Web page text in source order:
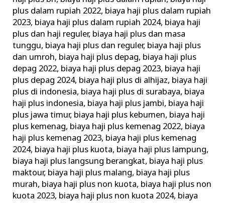
plus dalam rupiah 2022, biaya haji plus dalam rupiah
2023, biaya haji plus dalam rupiah 2024, biaya haji
plus dan haji reguler, biaya haji plus dan masa
tunggu, biaya haji plus dan reguler, biaya haji plus
dan umroh, biaya haji plus depag, biaya haji plus
depag 2022, biaya haji plus depag 2023, biaya haji
plus depag 2024, biaya haji plus di alhijaz, biaya haji
plus di indonesia, biaya haji plus di surabaya, biaya
haji plus indonesia, biaya haji plus jambi, biaya haji
plus jawa timur, biaya haji plus kebumen, biaya haji
plus kemenag, biaya haji plus kemenag 2022, biaya
haji plus kemenag 2023, biaya haji plus kemenag
2024, biaya haji plus kuota, biaya haji plus lampung,
biaya haji plus langsung berangkat, biaya haji plus
maktour, biaya haji plus malang, biaya haji plus
murah, biaya haji plus non kuota, biaya haji plus non
kuota 2023, biaya haji plus non kuota 2024, biaya